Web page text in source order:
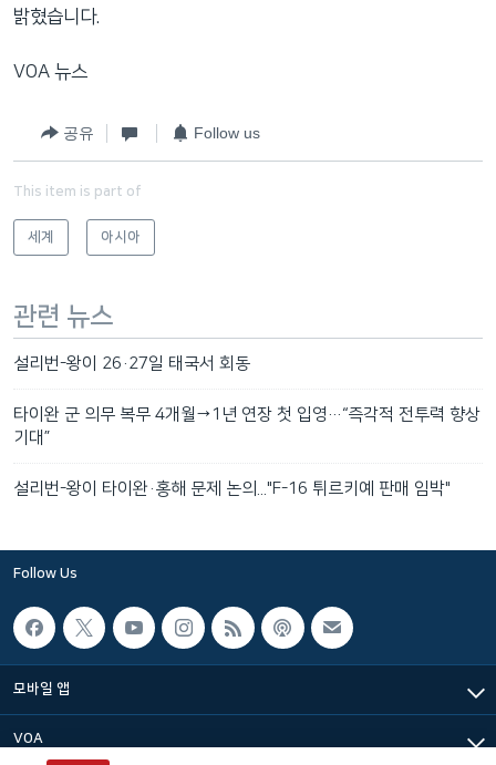
밝혔습니다.
VOA 뉴스
공유 Follow us
This item is part of
세계 아시아
관련 뉴스
설리번-왕이 26·27일 태국서 회동
타이완 군 의무 복무 4개월→1년 연장 첫 입영…“즉각적 전투력 향상
기대”
설리번-왕이 타이완·홍해 문제 논의..."F-16 튀르키예 판매 임박"
Follow Us
모바일 앱
VOA